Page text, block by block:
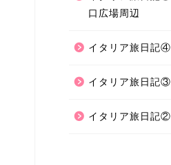
口広場周辺
イタリア旅日記
イタリア旅日記
イタリア旅日記